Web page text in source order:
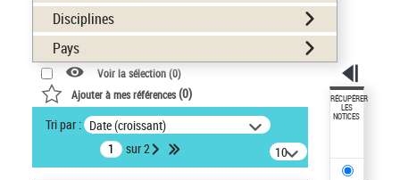
Disciplines
Pays
Voir la sélection (0)
Ajouter à mes références(0)
Tri par : Date (croissant)
sur 2
10
résultats/page
RÉCUPÉRER
LES
NOTICES